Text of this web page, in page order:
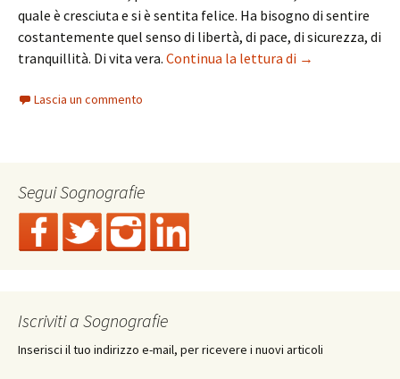
quale è cresciuta e si è sentita felice. Ha bisogno di sentire
costantemente quel senso di libertà, di pace, di sicurezza, di
tranquillità. Di vita vera. Continua la lettura di M. Ingegnere,
→
Lascia un commento
Segui Sognografie
Iscriviti a Sognografie
Inserisci il tuo indirizzo e-mail, per ricevere i nuovi articoli